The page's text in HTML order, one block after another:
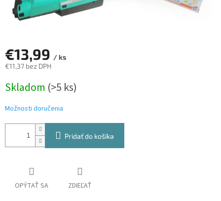
€13,99 / ks
€11,37 bez DPH
cena:
Skladom (>5 ks)
Možnosti doručenia
Pridať do košíka
OPÝTAŤ SA ZDIEĽAŤ